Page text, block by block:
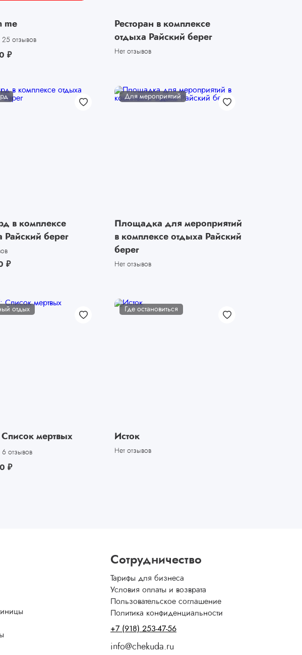
me
25 отзывов
₽
Ресторан в комплексе
отдыха Райский берег
Нет отзывов
в комплексе
Райский берег
₽
Для мероприятий
Площадка для мероприятий
в комплексе отдыха Райский
берег
Нет отзывов
отдых
мертвых
6 отзывов
₽
Где остановиться
Исток
Нет отзывов
Сотрудничество
Тарифы для бизнеса
Условия оплаты и возврата
Пользовательское соглашение
Политика конфиденциальности
+7 (918) 253-47-56
info@chekuda.ru